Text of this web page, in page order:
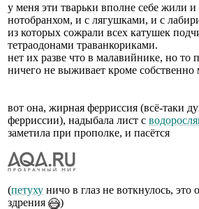
у меня эти тварьки вполне себе жили
нотобранхом, и с лягушками, и с
из которых сожрали всех катушек
тетраодонами траванкориками.
нет их разве что в малавийнике, но то
ничего не выживает кроме собственно
вот она, жирная ферриссия (всё-таки
ферриссии), надыбала лист с
заметила при прополке, и пасётся
(петуху ничо в глаз не воткнулось, это
здрения
)